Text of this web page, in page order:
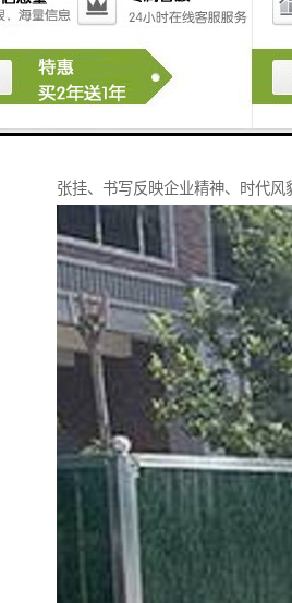
张挂、书写反映企业精神、时代风